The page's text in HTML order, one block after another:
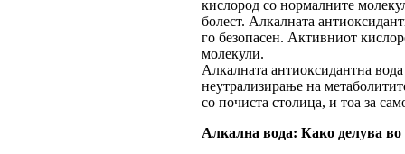
кислород со нормалните
болест. Алкалната
го безопасен. Активниот
молекули.
Алкалната антиоксидантна
неутрализирање на
со почиста столица, и тоа за
Алкална вода: Како делува во